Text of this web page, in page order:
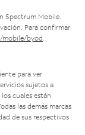
Spectrum Mobile.
Para confirmar
mobile/byod
para ver
sujetos a
cuales están
las demás marcas
de sus respectivos